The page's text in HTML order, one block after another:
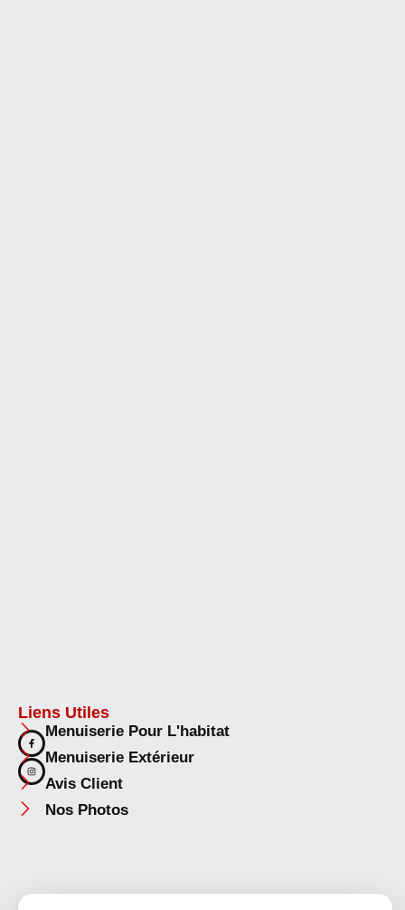
Liens Utiles
Menuiserie Pour L'habitat
Menuiserie Extérieur
Avis Client
Nos Photos